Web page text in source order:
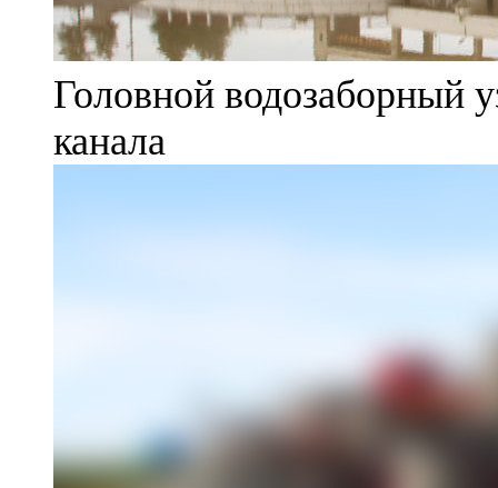
Головной водозаборный
канала